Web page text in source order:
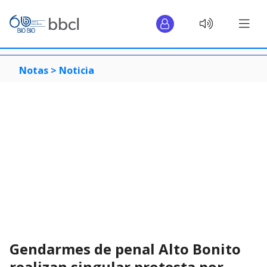
Notas > Noticia
Gendarmes de penal Alto Bonito